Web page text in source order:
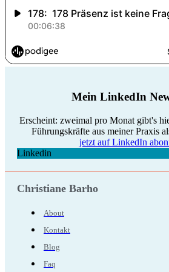
Mein LinkedIn
Erscheint: zweimal pro Monat gibt's
Führungskräfte aus meiner Praxis
jetzt auf LinkedIn
Linkedin
Christiane Barho
About
Kontakt
Blog
Faq